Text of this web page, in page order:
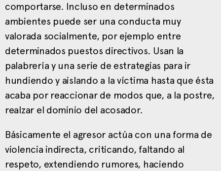
comportarse. Incluso en determinados
ambientes puede ser una conducta muy
valorada socialmente, por ejemplo entre
determinados puestos directivos. Usan la
palabrería y una serie de estrategias para ir
hundiendo y aislando a la víctima hasta que ésta
acaba por reaccionar de modos que, a la postre,
realzar el dominio del acosador.
Básicamente el agresor actúa con una forma de
violencia indirecta, criticando, faltando al
respeto, extendiendo rumores, haciendo